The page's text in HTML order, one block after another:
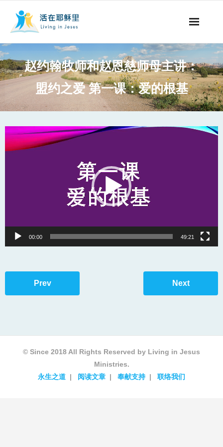
视听节目
阅读文章
永生之道
奉献支持
赵约翰牧师和赵恩慈师母主讲：
盟约之爱 第一课：爱的根基
Video
Player
00:00 49:21
Prev Next
© Since 2018 All Rights Reserved by Living in Jesus
Ministries.
永生之道
阅读文章 奉献支持 联络我们